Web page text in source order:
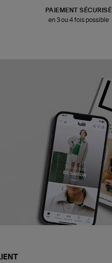
PAIEMENT SÉCURISÉ
en 3 ou 4 fois possible